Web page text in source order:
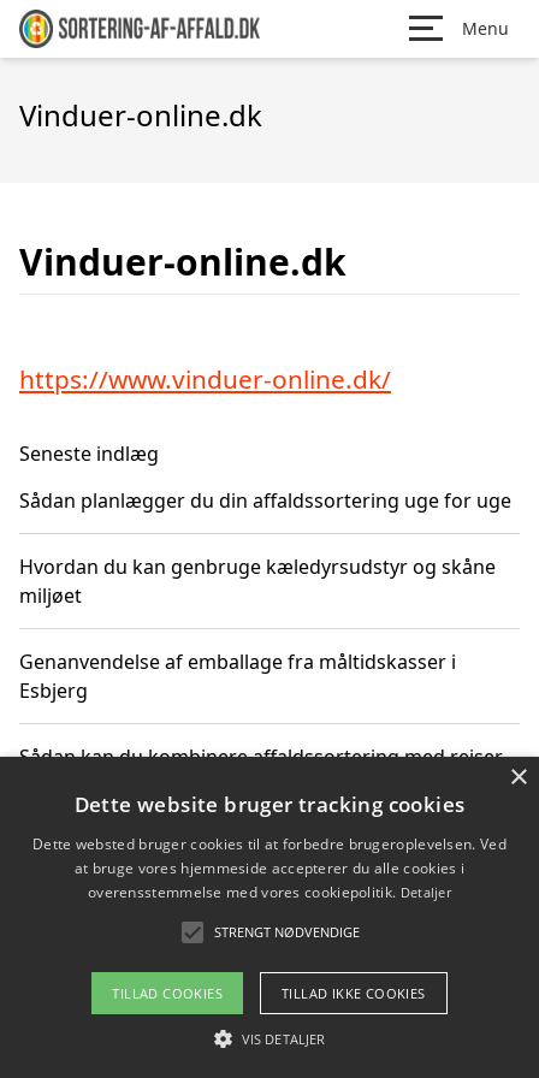
Menu
Vinduer-online.dk
Vinduer-online.dk
https://www.vinduer-online.dk/
Seneste indlæg
Sådan planlægger du din affaldssortering uge for uge
Hvordan du kan genbruge kæledyrsudstyr og skåne
miljøet
Genanvendelse af emballage fra måltidskasser i
Esbjerg
Sådan kan du kombinere affaldssortering med rejser
Hvordan affaldssortering kan bidrage til co2 reduktion
Om / kontakt
Blog Betingelser
×
Dette website bruger tracking cookies
Dette websted bruger cookies til at forbedre brugeroplevelsen. Ved
at bruge vores hjemmeside accepterer du alle cookies i
overensstemmelse med vores cookiepolitik. Detaljer
STRENGT NØDVENDIGE
TILLAD COOKIES TILLAD IKKE COOKIES
VIS DETALJER